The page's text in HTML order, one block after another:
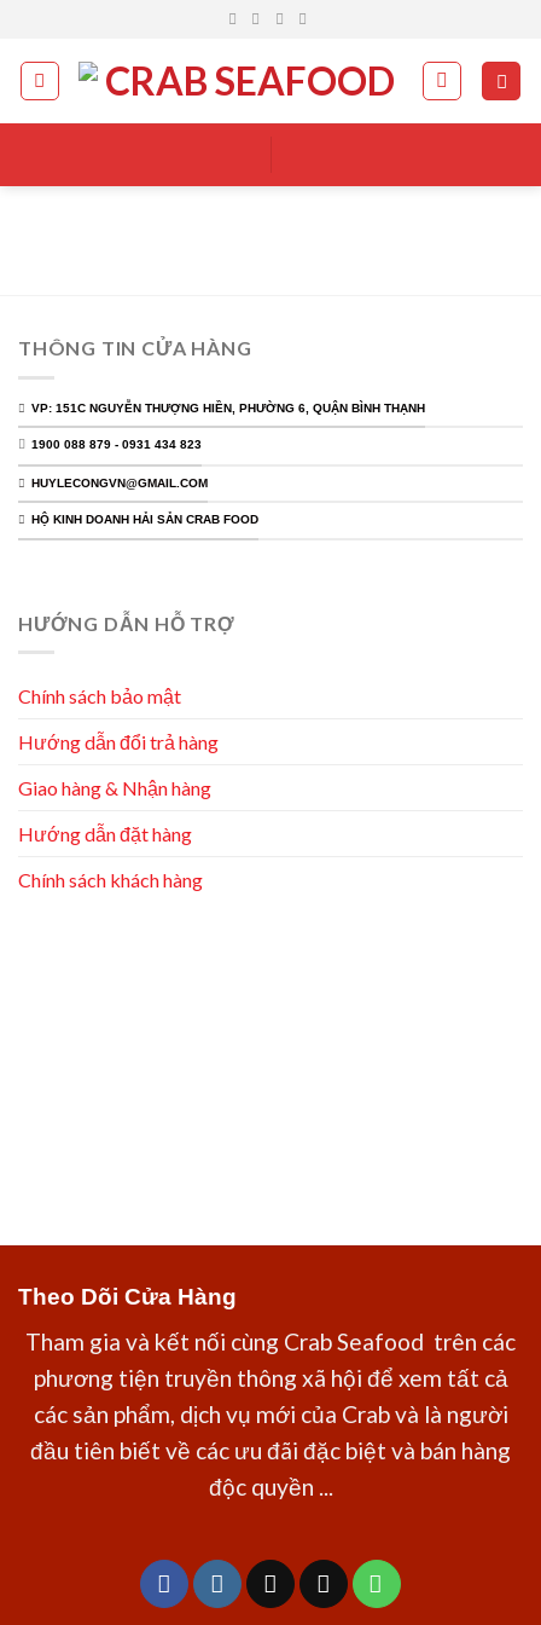
content
THÔNG TIN CỬA HÀNG
VP: 151C NGUYỄN THƯỢNG HIỀN, PHƯỜNG 6, QUẬN BÌNH THẠNH
1900 088 879 - 0931 434 823
HUYLECONGVN@GMAIL.COM
HỘ KINH DOANH HẢI SẢN CRAB FOOD
HƯỚNG DẪN HỖ TRỢ
Chính sách bảo mật
Hướng dẫn đổi trả hàng
Giao hàng & Nhận hàng
Hướng dẫn đặt hàng
Chính sách khách hàng
Theo Dõi Cửa Hàng
Tham gia và kết nối cùng Crab Seafood trên các
phương tiện truyền thông xã hội để xem tất cả
các sản phẩm, dịch vụ mới của Crab và là người
đầu tiên biết về các ưu đãi đặc biệt và bán hàng
độc quyền ...